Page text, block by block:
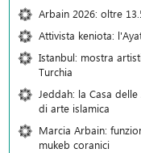
Arbain 2026: oltre
Attivista keniota:
Istanbul: mostra
Turchia
Jeddah: la Casa
di arte islamica
Marcia Arbain:
mukeb coranici